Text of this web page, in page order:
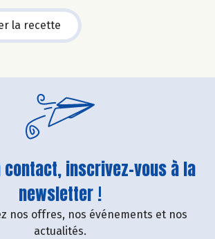
la recette
contact, inscrivez-vous à la
newsletter !
nos offres, nos événements et nos
actualités.